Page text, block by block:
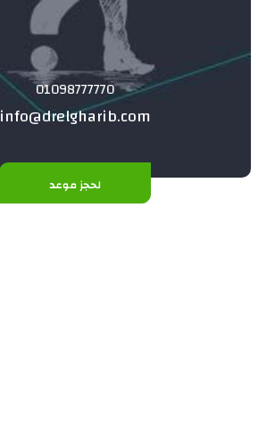
01098777770
info@drelgharib.com
لحجز موعد